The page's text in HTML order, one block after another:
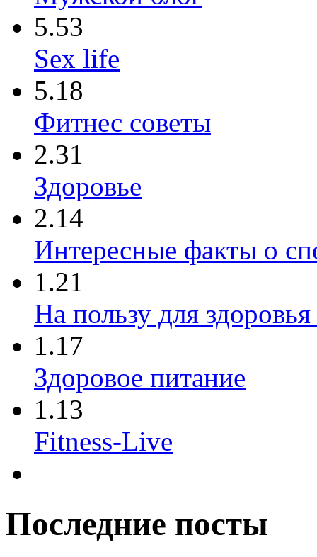
5.53
Sex life
5.18
Фитнес советы
2.31
Здоровье
2.14
Интересные факты о
1.21
На пользу для
1.17
Здоровое питание
1.13
Fitness-Live
Последние посты